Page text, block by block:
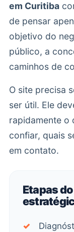
em Curitiba
de pensar
objetivo do
público, a
caminhos de
O site precisa
ser útil. Ele
rapidamente o
confiar, quais
em contato.
Etapas
✓